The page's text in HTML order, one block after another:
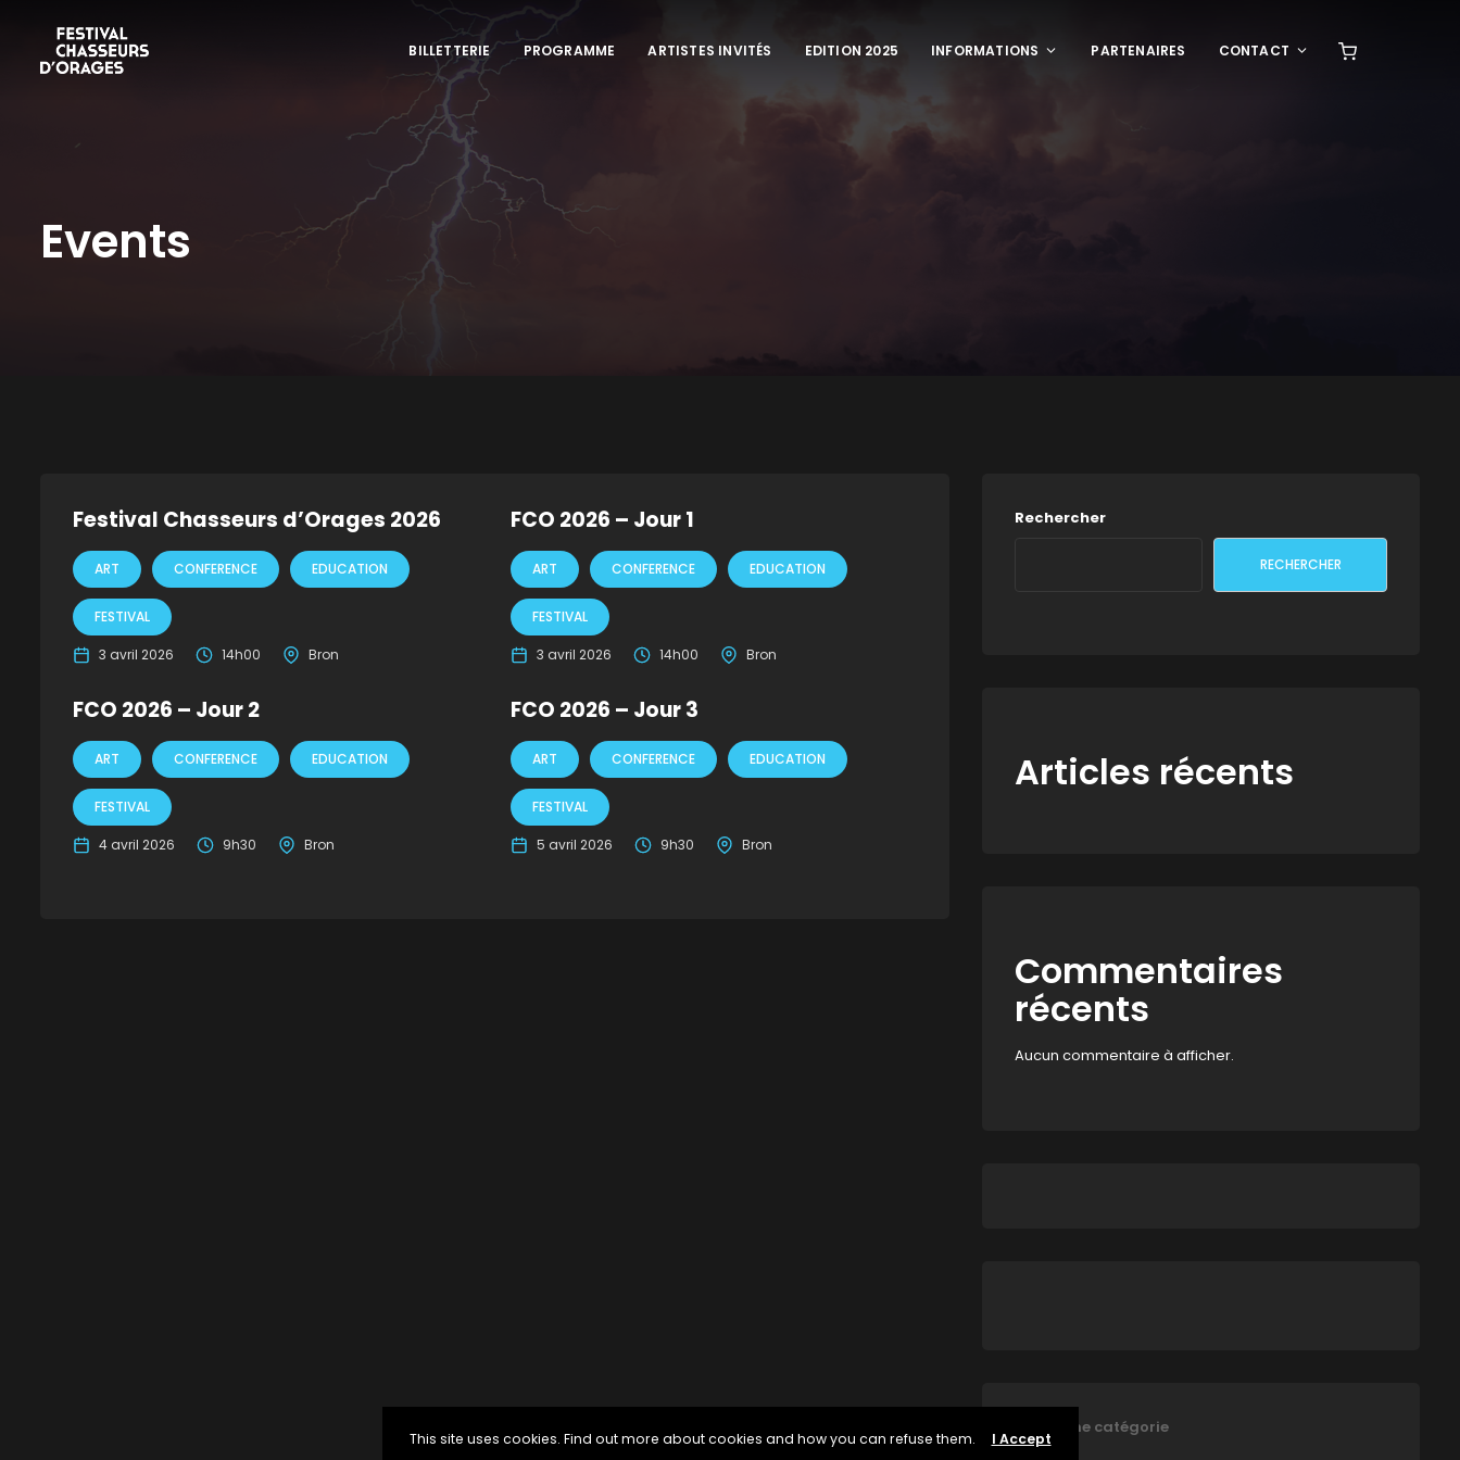
BILLETTERIE PROGRAMME ARTISTES INVITÉS EDITION 2025 INFORMATIONS PARTENAIRES CONTACT
Events
Festival Chasseurs d’Orages 2026
ART CONFERENCE EDUCATION
FESTIVAL
3 avril 2026 14h00 Bron
FCO 2026 – Jour 1
ART CONFERENCE EDUCATION
FESTIVAL
3 avril 2026 14h00 Bron
FCO 2026 – Jour 2
ART CONFERENCE EDUCATION
FESTIVAL
4 avril 2026 9h30 Bron
FCO 2026 – Jour 3
ART CONFERENCE EDUCATION
FESTIVAL
5 avril 2026 9h30 Bron
Rechercher
RECHERCHER
Articles récents
Commentaires
récents
Aucun commentaire à afficher.
Aucune catégorie
This site uses cookies. Find out more about cookies and how you can refuse them. I Accept